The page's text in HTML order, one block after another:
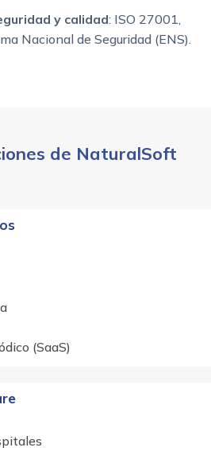
y calidad: ISO 27001,
Nacional de Seguridad (ENS).
de NaturalSoft
(SaaS)